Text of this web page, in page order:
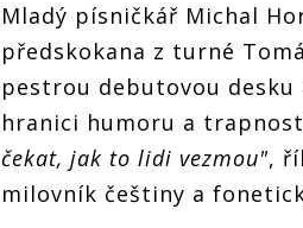
Mladý písničkář Michal
předskokana z turné
pestrou debutovou desku
hranici humoru a
čekat, jak to lidi vezmou",
milovník češtiny a